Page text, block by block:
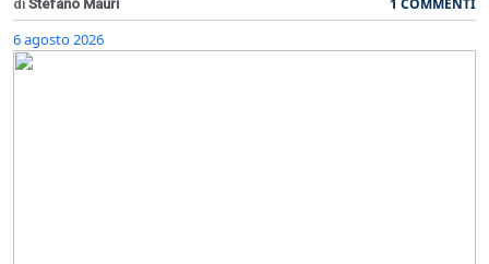
di Stefano Mauri
6 agosto 2026